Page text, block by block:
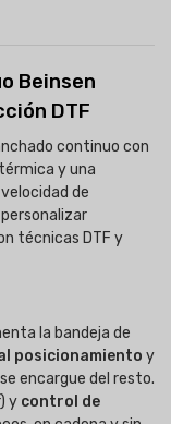
Beinsen
DTF
continuo con
y una
de
técnicas DTF y
la bandeja de
posicionamiento y
encargue del resto.
y control de